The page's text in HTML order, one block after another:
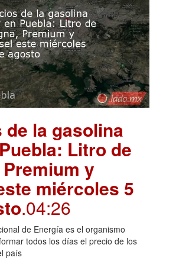
de la gasolina
Litro de
y
miércoles 5
.04:26
de Energía es el organismo
todos los días el precio de los
país